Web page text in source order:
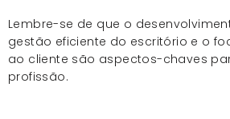
Lembre-se de que o
gestão eficiente do escritório e o
ao cliente são aspectos-chaves
profissão.